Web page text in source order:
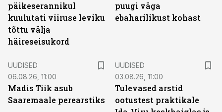
päikeserannikul
kuulutati viiruse leviku
tõttu välja
häireseisukord
puugi väga
ebaharilikust kohast
UUDISED
06.08.26, 11:00
Madis Tiik asub
Saaremaale perearstiks
UUDISED
03.08.26, 11:00
Tulevased arstid
ootustest praktikale